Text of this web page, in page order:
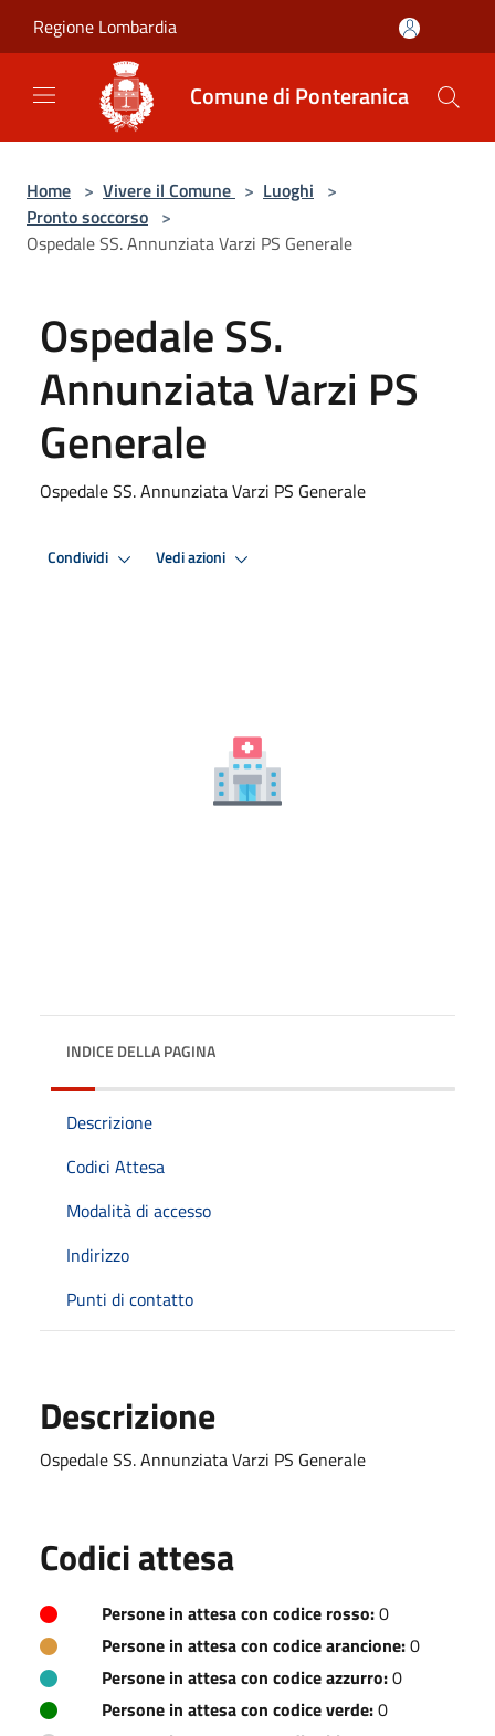
Regione Lombardia
Comune di Ponteranica
Home > Vivere il Comune > Luoghi >
Pronto soccorso >
Ospedale SS. Annunziata Varzi PS Generale
Ospedale SS.
Annunziata Varzi PS
Generale
Ospedale SS. Annunziata Varzi PS Generale
Condividi Vedi azioni
INDICE DELLA PAGINA
Descrizione
Codici Attesa
Modalità di accesso
Indirizzo
Punti di contatto
Descrizione
Ospedale SS. Annunziata Varzi PS Generale
Codici attesa
Persone in attesa con codice rosso:0
Persone in attesa con codice arancione:0
Persone in attesa con codice azzurro:0
Persone in attesa con codice verde:0